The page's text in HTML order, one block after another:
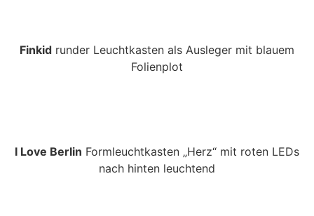
Finkid runder Leuchtkasten als Ausleger mit blauem
Folienplot
I Love Berlin Formleuchtkasten „Herz“ mit roten LEDs
nach hinten leuchtend